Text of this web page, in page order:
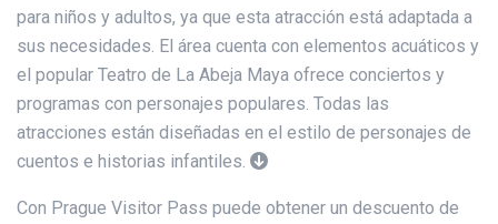
para niños y adultos, ya que esta atracción está adaptada a
sus necesidades. El área cuenta con elementos acuáticos y
el popular Teatro de La Abeja Maya ofrece conciertos y
programas con personajes populares. Todas las
atracciones están diseñadas en el estilo de personajes de
cuentos e historias infantiles.
Con Prague Visitor Pass puede obtener un descuento de